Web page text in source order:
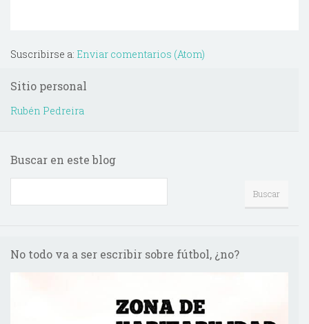
Suscribirse a: Enviar comentarios (Atom)
Sitio personal
Rubén Pedreira
Buscar en este blog
No todo va a ser escribir sobre fútbol, ¿no?